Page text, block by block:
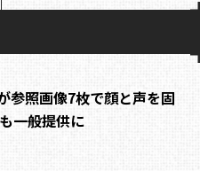
照画像7枚で顔と声を固
一般提供に